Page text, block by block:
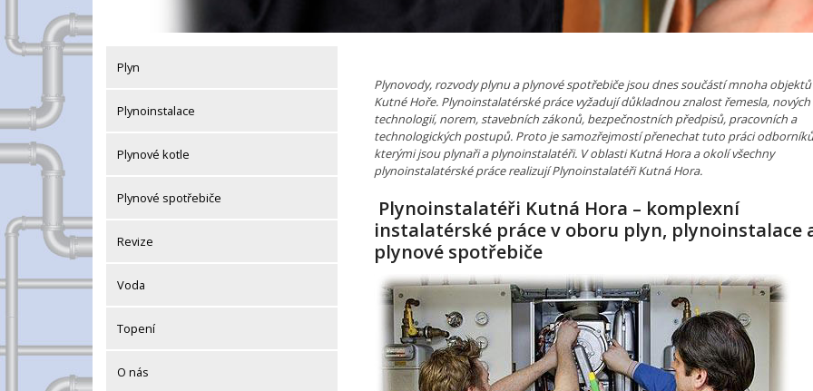
Plyn
Plynoinstalace
Plynové kotle
Plynové spotřebiče
Revize
Voda
Topení
O nás
Plynovody, rozvody plynu a plynové spotřebiče jsou dnes součástí mnoha objektů
Kutné Hoře. Plynoinstalatérské práce vyžadují důkladnou znalost řemesla, nových
technologií, norem, stavebních zákonů, bezpečnostních předpisů, pracovních a
technologických postupů. Proto je samozřejmostí přenechat tuto práci
kterými jsou plynaři a plynoinstalatéři. V oblasti Kutná Hora a okolí všechny
plynoinstalatérské práce realizují Plynoinstalatéři Kutná Hora.
Plynoinstalatéři Kutná Hora – komplexní
instalatérské práce v oboru plyn, plynoinstalace
plynové spotřebiče